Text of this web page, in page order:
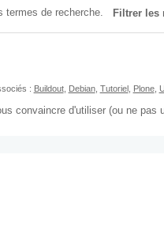
termes de recherche. Filtrer les
: Buildout, Debian, Tutoriel, Plone,
convaincre d'utiliser (ou ne